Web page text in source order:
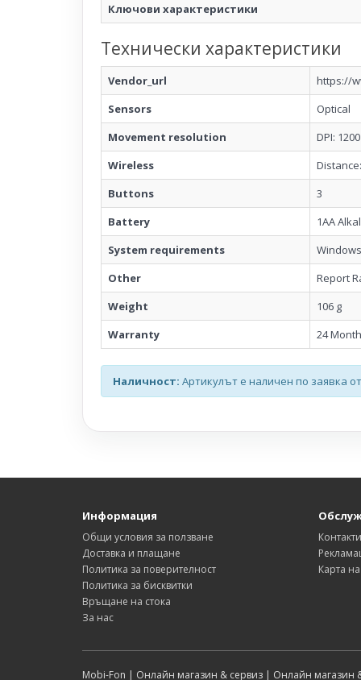
Ключови характеристики
Технически характеристики
Vendor_url
https://
Sensors
Optical
Movement resolution
DPI: 1200
Wireless
Buttons
3
Battery
1AA
System requirements
Other
Report
Weight
106 g
Warranty
24
Наличност: Артикулът е наличен по заявка
Информация
Общи условия за ползване
Доставка и плащане
Политика за поверителност
Политика за бисквитки
Връщане на стока
За нас
Контакти
Карта
Mobi-Fon | Онлайн магазин & сервиз | Онлайн магазин